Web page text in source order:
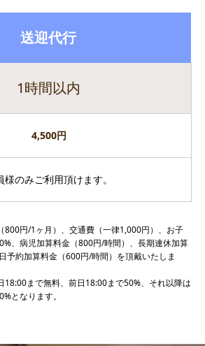
送迎代行
1時間以内
4,500円
様のみご利用頂けます。
円/1ヶ月）、交通費（一律1,000円）、お子
、病児加算料金（800円/時間）、長期連休加算
予約加算料金（600円/時間）を頂戴いたしま
まで無料、前日18:00まで50%、それ以降は
となります。